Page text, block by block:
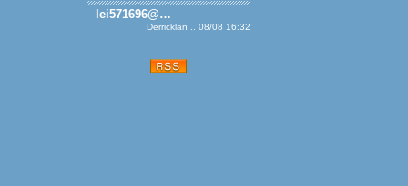
lei571696@…
Derricklan... 08/08 16:32